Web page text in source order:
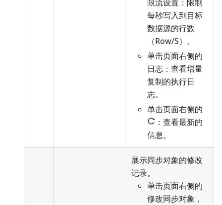
限流设置：限制
每秒写入到目标
数据源的行数
（Row/S）。
单击页面右侧的
日志：查看增量
复制的执行日
志。
单击页面右侧的
：查看最新的
信息。
展示同步对象的修改
记录。
单击页面右侧的
修改同步对象，